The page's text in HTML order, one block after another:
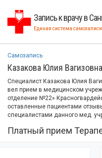
Запись к врачу в
Единая система
Самозапись
Казакова Юлия Вагизовна
Специалист Казакова Юлия
вел прием в медицинском
отделение №22»
оставленные пациентами
специалистами данного мед.
Платный прием